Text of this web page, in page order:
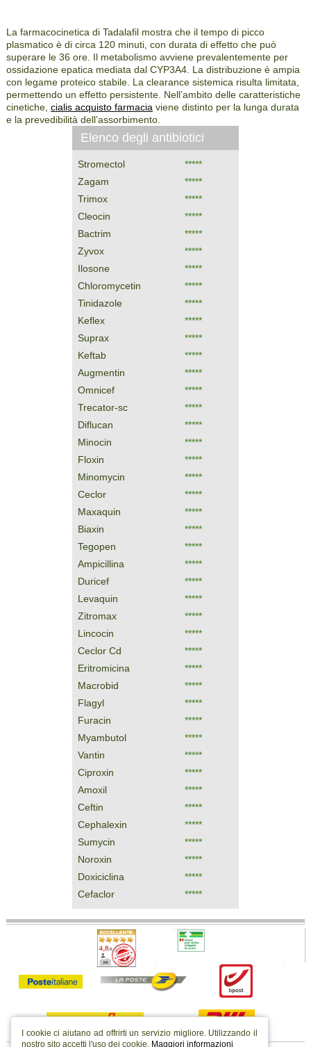
La farmacocinetica di Tadalafil mostra che il tempo di picco
plasmatico è di circa 120 minuti, con durata di effetto che può
superare le 36 ore. Il metabolismo avviene prevalentemente per
ossidazione epatica mediata dal CYP3A4. La distribuzione è ampia
con legame proteico stabile. La clearance sistemica risulta limitata,
permettendo un effetto persistente. Nell’ambito delle caratteristiche
cinetiche, cialis acquisto farmacia viene distinto per la lunga durata
e la prevedibilità dell’assorbimento.
Elenco degli antibiotici
Stromectol
*****
Zagam
*****
Trimox
*****
Cleocin
*****
Bactrim
*****
Zyvox
*****
Ilosone
*****
Chloromycetin
*****
Tinidazole
*****
Keflex
*****
Suprax
*****
Keftab
*****
Augmentin
*****
Omnicef
*****
Trecator-sc
*****
Diflucan
*****
Minocin
*****
Floxin
*****
Minomycin
*****
Ceclor
*****
Maxaquin
*****
Biaxin
*****
Tegopen
*****
Ampicillina
*****
Duricef
*****
Levaquin
*****
Zitromax
*****
Lincocin
*****
Ceclor Cd
*****
Eritromicina
*****
Macrobid
*****
Flagyl
*****
Furacin
*****
Myambutol
*****
Vantin
*****
Ciproxin
*****
Amoxil
*****
Ceftin
*****
Cephalexin
*****
Sumycin
*****
Noroxin
*****
Doxiciclina
*****
Cefaclor
*****
I cookie ci aiutano ad offrirti un servizio migliore. Utilizzando il
nostro sito accetti l'uso dei cookie. Maggiori informazioni